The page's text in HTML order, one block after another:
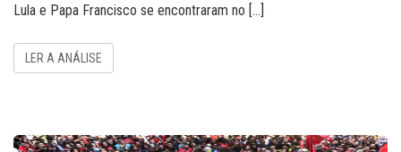
Lula e Papa Francisco se encontraram no […]
LER A ANÁLISE